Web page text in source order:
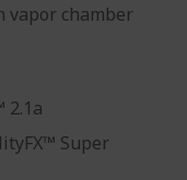
vapor chamber
2.1a
Super